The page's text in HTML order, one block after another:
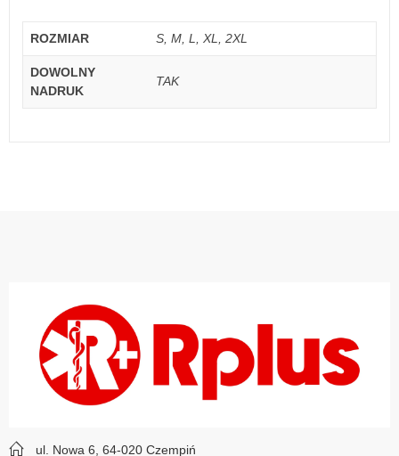
ROZMIAR S, M, L, XL, 2XL
DOWOLNY
NADRUK
TAK
ul. Nowa 6, 64-020 Czempiń